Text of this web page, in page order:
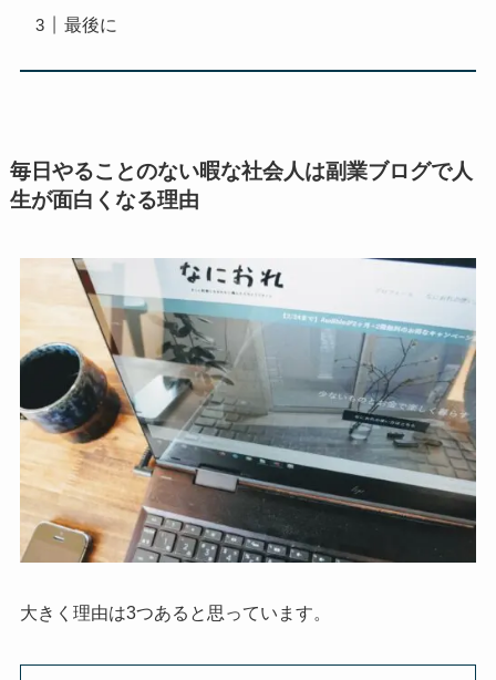
最後に
毎日やることのない暇な社会人は副業ブログで人
生が面白くなる理由
大きく理由は3つあると思っています。